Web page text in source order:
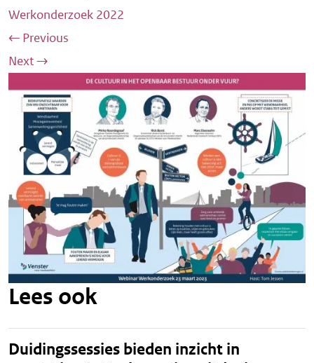
Werkonderzoek 2022
← Previous
Next→
Lees ook
Duidingssessies bieden inzicht in